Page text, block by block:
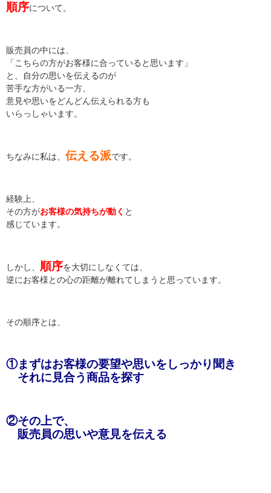
順序について。
販売員の中には、
「こちらの方がお客様に合っていると思います」
と、自分の思いを伝えるのが
苦手な方がいる一方、
意見や思いをどんどん伝えられる方も
いらっしゃいます。
ちなみに私は、 伝える派です。
経験上、
その方がお客様の気持ちが動く と
感じています。
しかし、 順序を大切にしなくては、
逆にお客様との心の距離が離れてしまうと思っています。
その順序とは、
①まずはお客様の要望や思いをしっかり聞き
それに見合う商品を探す
②その上で、
販売員の思いや意見を伝える